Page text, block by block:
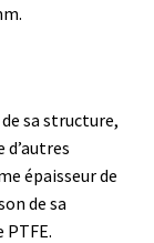
sa structure,
d’autres
épaisseur de
de sa
PTFE.